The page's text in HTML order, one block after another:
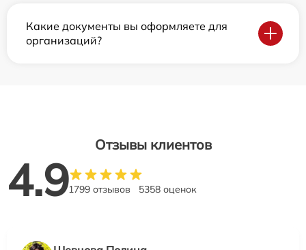
Какие документы вы оформляете для
организаций?
Отзывы клиентов
4.91799 отзывов 5358 оценок